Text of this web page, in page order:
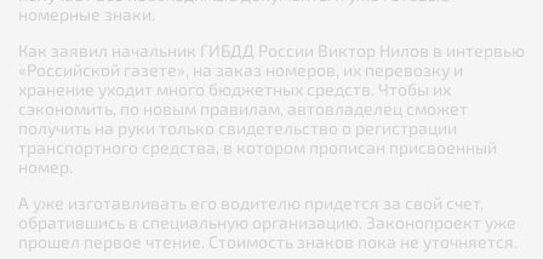
номерные знаки.
Как заявил начальник ГИБДД России Виктор Нилов в интервью
«Российской газете», на заказ номеров, их перевозку и
хранение уходит много бюджетных средств. Чтобы их
сэкономить, по новым правилам, автовладелец сможет
получить на руки только свидетельство о регистрации
транспортного средства, в котором прописан присвоенный
номер.
А уже изготавливать его водителю придется за свой счет,
обратившись в специальную организацию. Законопроект уже
прошел первое чтение. Стоимость знаков пока не уточняется.